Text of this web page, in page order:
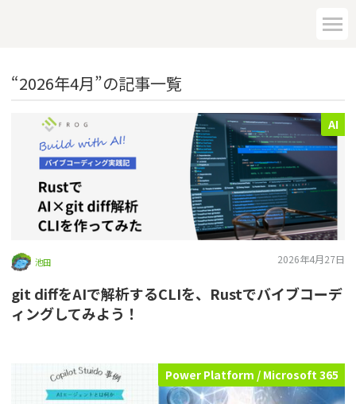
“2026年4月”の記事一覧
AI
池田 2026年4月27日
git diffをAIで解析するCLIを、Rustでバイブコーデ
ィングしてみよう！
Power Platform / Microsoft 365